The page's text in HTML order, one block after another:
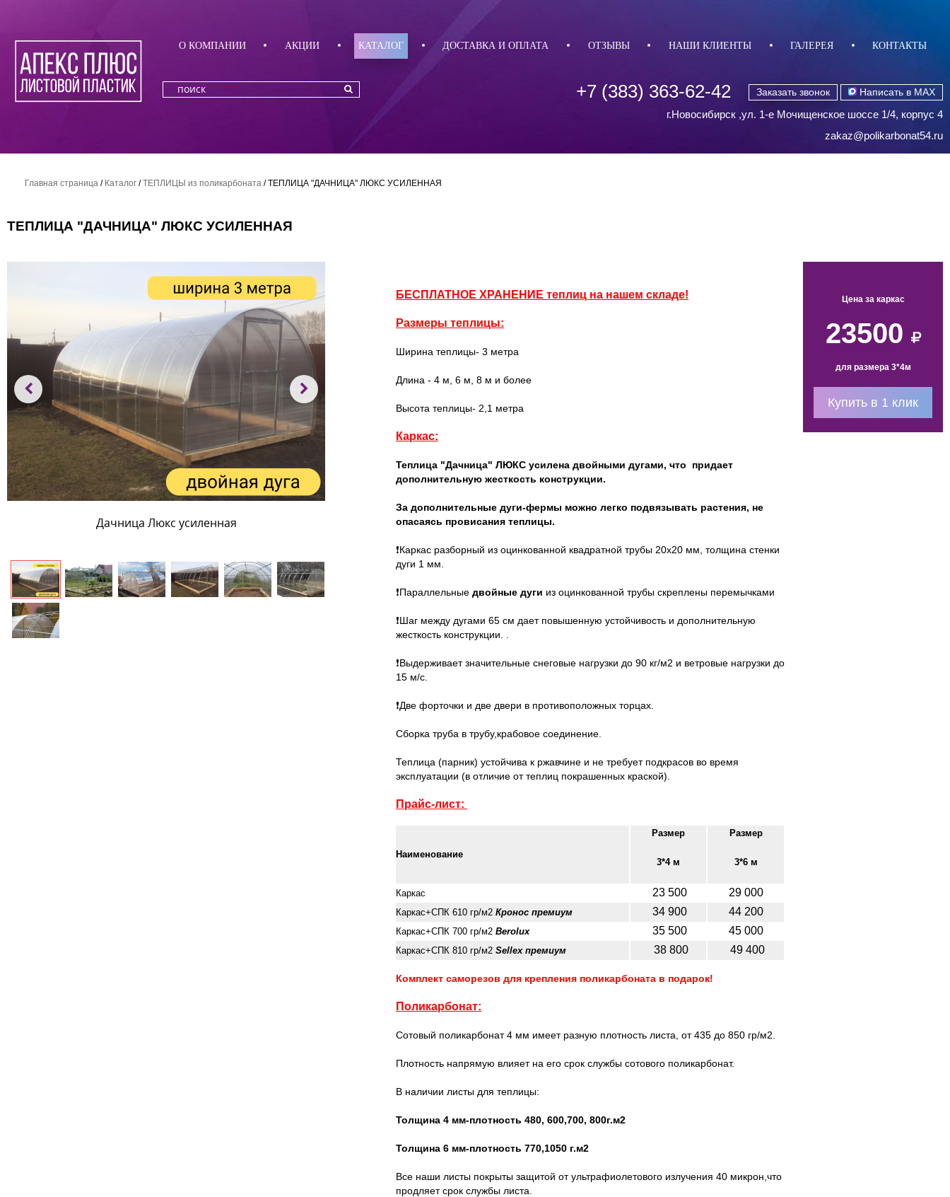
О КОМПАНИИ АКЦИИ КАТАЛОГ ДОСТАВКА И ОПЛАТА ОТЗЫВЫ НАШИ КЛИЕНТЫ ГАЛЕРЕЯ КОНТАКТЫ
+7 (383) 363-62-42 Заказать звонок Написать в MAX
г.Новосибирск ,ул. 1-е Мочищенское шоссе 1/4, корпус 4
zakaz@polikarbonat54.ru
Главная страница / Каталог /ТЕПЛИЦЫ из поликарбоната /ТЕПЛИЦА "ДАЧНИЦА" ЛЮКС УСИЛЕННАЯ
ТЕПЛИЦА "ДАЧНИЦА" ЛЮКС УСИЛЕННАЯ
Дачница Люкс усиленная
БЕСПЛАТНОЕ ХРАНЕНИЕ теплиц на нашем складе!
Размеры теплицы:
Ширина теплицы- 3 метра
Длина - 4 м, 6 м, 8 м и более
Высота теплицы- 2,1 метра
Каркас:
Теплица "Дачница" ЛЮКС усилена двойными дугами, что придает
дополнительную жесткость конструкции.
За дополнительные дуги-фермы можно легко подвязывать растения, не
опасаясь провисания теплицы.
❗Каркас разборный из оцинкованной квадратной трубы 20х20 мм, толщина стенки
дуги 1 мм.
❗Параллельные двойные дуги из оцинкованной трубы скреплены перемычками
❗Шаг между дугами 65 см дает повышенную устойчивость и дополнительную
жесткость конструкции.
❗Выдерживает значительные снеговые нагрузки до 90 кг/м2 и ветровые нагрузки до
15 м/с.
❗Две форточки и две двери в противоположных торцах.
Сборка труба в трубу,крабовое соединение.
Теплица (парник) устойчива к ржавчине и не требует подкрасов во время
эксплуатации (в отличие от теплиц покрашенных краской).
Прайс-лист:
Наименование
Размер
3*4 м
Размер
3*6 м
Каркас 23 500 29 000
Каркас+СПК 610 гр/м2 Кронос премиум 34 900 44 200
Каркас+СПК 700 гр/м2 Berolux 35 500 45 000
Каркас+СПК 810 гр/м2 Sellex премиум 38 800 49 400
Комплект саморезов для крепления поликарбоната в подарок!
Поликарбонат:
Сотовый поликарбонат 4 мм имеет разную плотность листа, от 435 до 850 гр/м2.
Плотность напрямую влияет на его срок службы сотового поликарбонат.
В наличии листы для теплицы:
Толщина 4 мм-плотность 480, 600,700, 800г.м2
Толщина 6 мм-плотность 770,1050 г.м2
Все наши листы покрыты защитой от ультрафиолетового излучения 40 микрон,что
продляет срок службы листа.
Цена за каркас
23500
для размера 3*4м
Купить в 1 клик